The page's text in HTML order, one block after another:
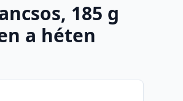
185 g
a héten